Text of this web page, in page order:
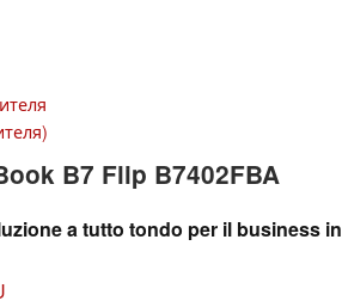
B7 Flip B7402FBA
a tutto tondo per il business in